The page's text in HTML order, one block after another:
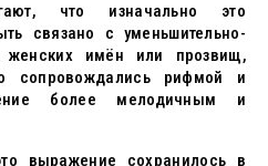
что изначально это
связано с уменьшительно-
женских имён или прозвищ,
сопровождались рифмой и
более мелодичным и
выражение сохранилось в